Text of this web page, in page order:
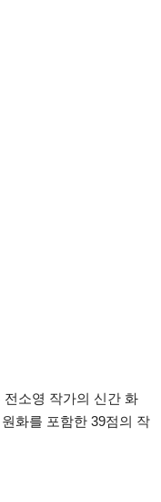
소영 작가의 신간 화
화를 포함한 39점의 작